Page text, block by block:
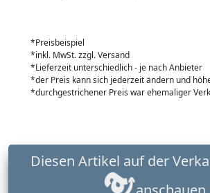
*Preisbeispiel
*inkl. MwSt. zzgl. Versand
*Lieferzeit unterschiedlich - je nach Anbieter
*der Preis kann sich jederzeit ändern und
*durchgestrichener Preis war ehemaliger